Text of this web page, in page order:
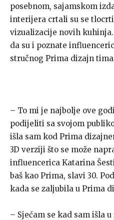
posebnom, sajamskom
interijera crtali su se
vizualizacije novih
da su i poznate
stručnog Prima dizajn
– To mi je najbolje ove
podijeliti sa svojom
išla sam kod Prima
3D verziji što se može
influencerica Katarina
baš kao Prima, slavi 30.
kada se zaljubila u Prima
– Sjećam se kad sam išla